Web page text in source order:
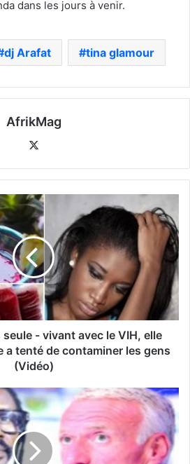
dans les jours à venir.
dj Arafat tina glamour
AfrikMag
- vivant avec le VIH, elle
a tenté de contaminer les gens
(Vidéo)